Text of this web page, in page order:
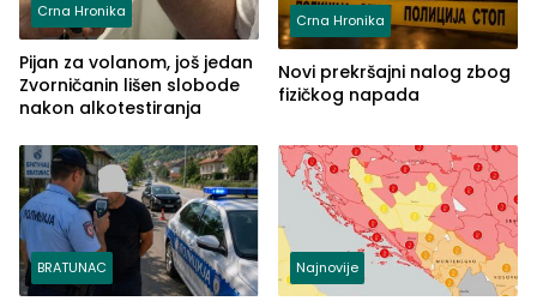
Crna Hronika
Pijan za volanom, još jedan
Zvorničanin lišen slobode
nakon alkotestiranja
Crna Hronika
Novi prekršajni nalog zbog
fizičkog napada
BRATUNAC Najnovije